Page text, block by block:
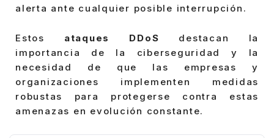
alerta ante cualquier posible interrupción.
Estos ataques DDoS destacan la
importancia de la ciberseguridad y la
necesidad de que las empresas y
organizaciones implementen medidas
robustas para protegerse contra estas
amenazas en evolución constante.